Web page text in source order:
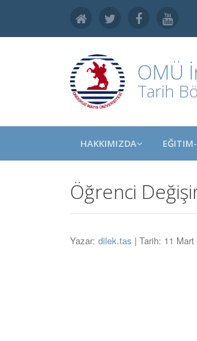
OMÜ
Tarih
HAKKIMIZDA
Öğrenci
Yazar: dilek.tas | Tarih: 11 Mart